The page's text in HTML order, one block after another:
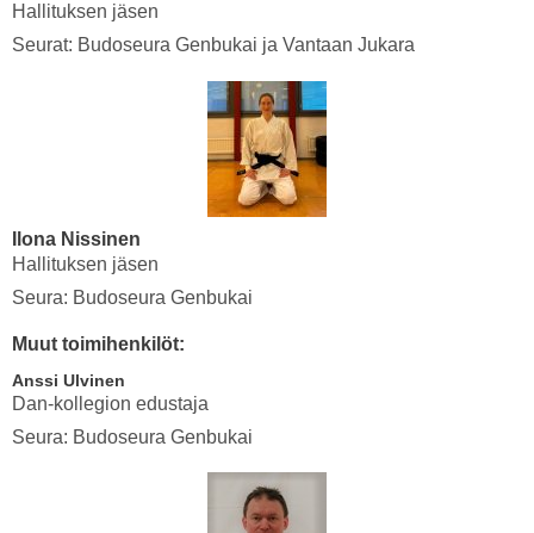
Hallituksen jäsen
Seurat: Budoseura Genbukai ja Vantaan Jukara
Ilona Nissinen
Hallituksen jäsen
Seura: Budoseura Genbukai
Muut toimihenkilöt:
Anssi Ulvinen
Dan-kollegion edustaja
Seura: Budoseura Genbukai